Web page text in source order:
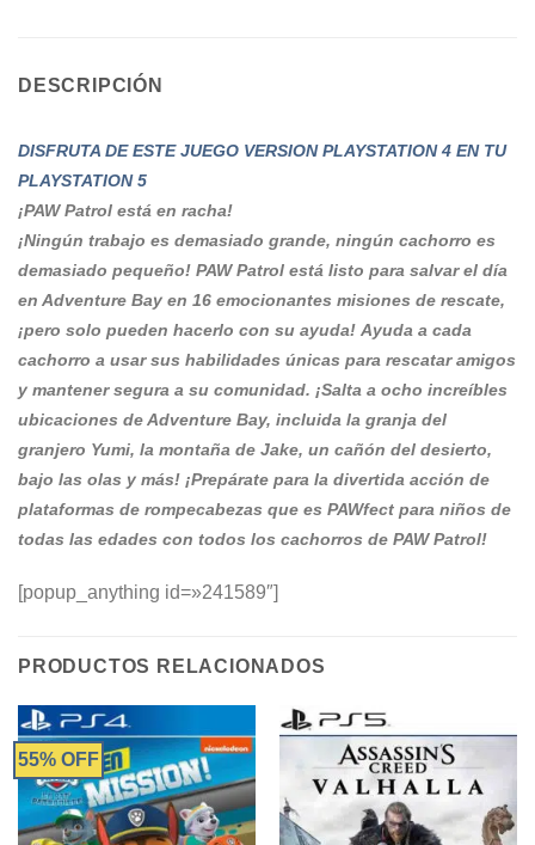
DESCRIPCIÓN
DISFRUTA DE ESTE JUEGO VERSION PLAYSTATION 4 EN TU
PLAYSTATION 5
¡PAW Patrol está en racha!
¡Ningún trabajo es demasiado grande, ningún cachorro es
demasiado pequeño! PAW Patrol está listo para salvar el día
en Adventure Bay en 16 emocionantes misiones de rescate,
¡pero solo pueden hacerlo con su ayuda! Ayuda a cada
cachorro a usar sus habilidades únicas para rescatar amigos
y mantener segura a su comunidad. ¡Salta a ocho increíbles
ubicaciones de Adventure Bay, incluida la granja del
granjero Yumi, la montaña de Jake, un cañón del desierto,
bajo las olas y más! ¡Prepárate para la divertida acción de
plataformas de rompecabezas que es PAWfect para niños de
todas las edades con todos los cachorros de PAW Patrol!
[popup_anything id=»241589″]
PRODUCTOS RELACIONADOS
55% OFF